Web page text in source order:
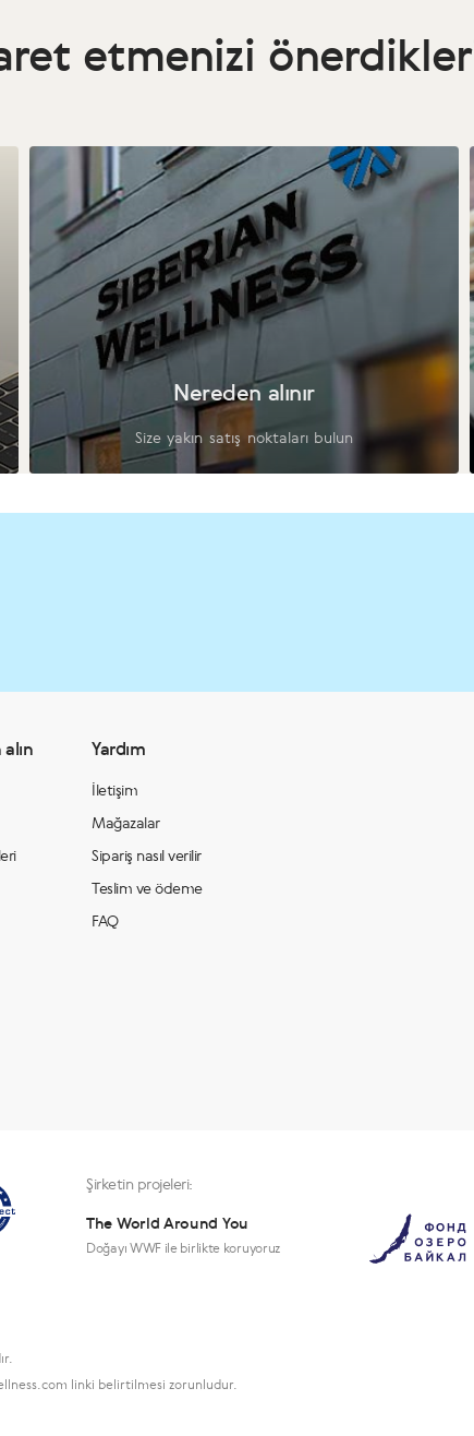
etmenizi
Nereden alınır
Size yakın satış noktaları bulun
Yardım
İletişim
Mağazalar
Sipariş nasıl verilir
Teslim ve ödeme
FAQ
Şirketin projeleri:
The World Around You
Doğayı WWF ile birlikte koruyoruz
linki belirtilmesi zorunludur.